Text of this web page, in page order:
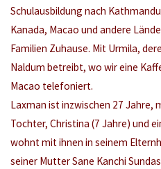
Schulausbildung nach
Kanada, Macao und andere
Familien Zuhause. Mit Urmila,
Naldum betreibt, wo wir eine
Macao telefoniert.
Laxman ist inzwischen 27 Jahre,
Tochter, Christina (7 Jahre) und
wohnt mit ihnen in seinem
seiner Mutter Sane Kanchi